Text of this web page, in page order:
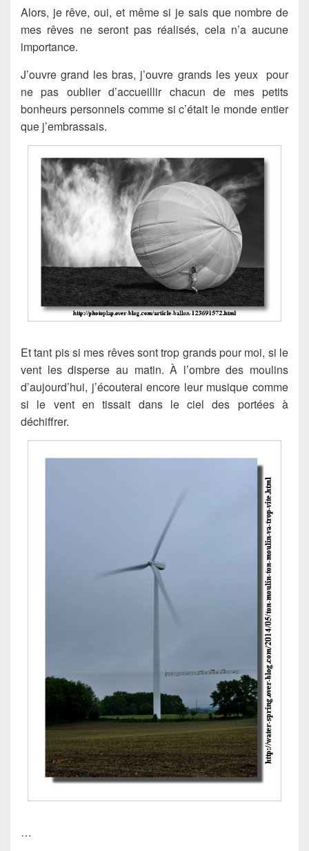
Alors, je rêve, oui, et même si je sais que nombre de
mes rêves ne seront pas réalisés, cela n’a aucune
importance.
J’ouvre grand les bras, j’ouvre grands les yeux pour
ne pas oublier d’accueillir chacun de mes petits
bonheurs personnels comme si c’était le monde entier
que j’embrassais.
Et tant pis si mes rêves sont trop grands pour moi, si le
vent les disperse au matin. À l’ombre des moulins
d’aujourd’hui, j’écouterai encore leur musique comme
si le vent en tissait dans le ciel des portées à
déchiffrer.
…